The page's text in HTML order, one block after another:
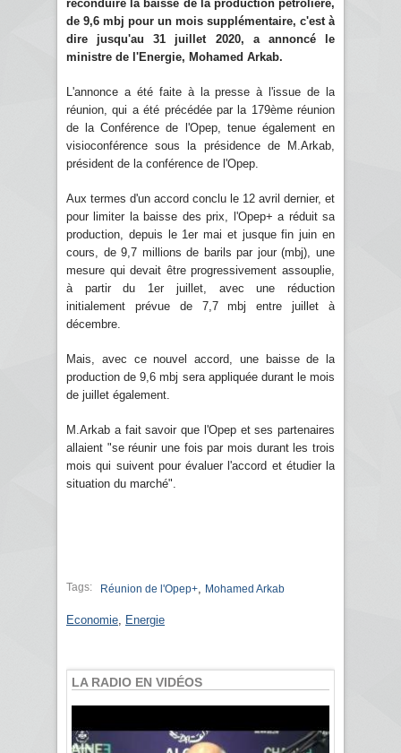
reconduire la baisse de la production pétrolière,
de 9,6 mbj pour un mois supplémentaire, c'est à
dire jusqu'au 31 juillet 2020, a annoncé le
ministre de l'Energie, Mohamed Arkab.
L'annonce a été faite à la presse à l'issue de la
réunion, qui a été précédée par la 179ème réunion
de la Conférence de l'Opep, tenue également en
visioconférence sous la présidence de M.Arkab,
président de la conférence de l'Opep.
Aux termes d'un accord conclu le 12 avril dernier, et
pour limiter la baisse des prix, l'Opep+ a réduit sa
production, depuis le 1er mai et jusque fin juin en
cours, de 9,7 millions de barils par jour (mbj), une
mesure qui devait être progressivement assouplie,
à partir du 1er juillet, avec une réduction
initialement prévue de 7,7 mbj entre juillet à
décembre.
Mais, avec ce nouvel accord, une baisse de la
production de 9,6 mbj sera appliquée durant le mois
de juillet également.
M.Arkab a fait savoir que l'Opep et ses partenaires
allaient "se réunir une fois par mois durant les trois
mois qui suivent pour évaluer l'accord et étudier la
situation du marché".
Tags: Réunion de l'Opep+ Mohamed Arkab
Economie Energie
LA RADIO EN VIDÉOS